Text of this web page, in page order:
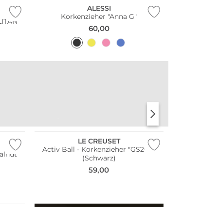
ALESSI
Korkenzieher "Anna G"
60,00
LE CREUSET
Activ Ball - Korkenzieher "GS200"
(Schwarz)
59,00